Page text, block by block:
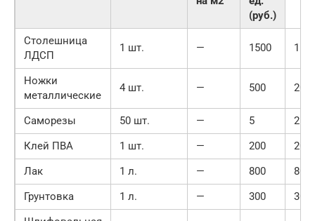
(руб.)
Столешница
ЛДСП
1 шт. — 1500
Ножки
металлические
4 шт. — 500
Саморезы 50 шт. — 5
250
Клей ПВА
1 шт. — 200
200
Лак
1 л. — 800
800
Грунтовка
1 л. — 300
300